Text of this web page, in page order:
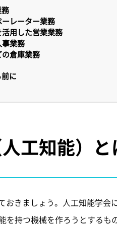
レーター業務
用した営業業務
業務
倉庫業務
に
工知能）と
おきましょう。人工知能学
を持つ機械を作ろうとするも